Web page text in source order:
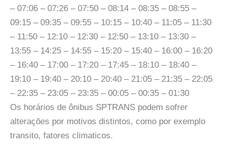
– 07:06 – 07:26 – 07:50 – 08:14 – 08:35 – 08:55 –
09:15 – 09:35 – 09:55 – 10:15 – 10:40 – 11:05 – 11:30
– 11:50 – 12:10 – 12:30 – 12:50 – 13:10 – 13:30 –
13:55 – 14:25 – 14:55 – 15:20 – 15:40 – 16:00 – 16:20
– 16:40 – 17:00 – 17:20 – 17:45 – 18:10 – 18:40 –
19:10 – 19:40 – 20:10 – 20:40 – 21:05 – 21:35 – 22:05
– 22:35 – 23:05 – 23:35 – 00:05 – 00:35 – 01:30
Os horários de ônibus SPTRANS podem sofrer
alterações por motivos distintos, como por exemplo
transito, fatores climaticos.